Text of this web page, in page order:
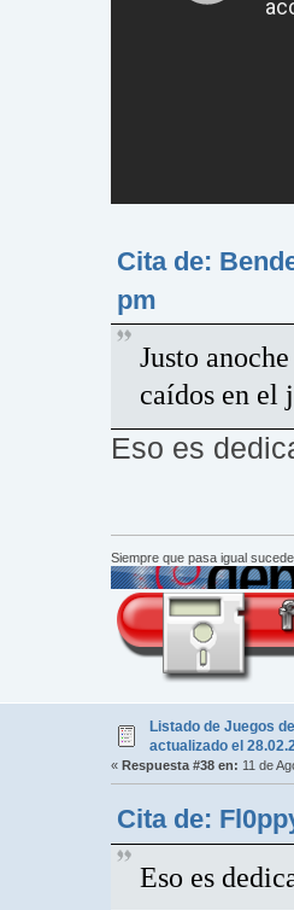
Cita de:
pm
Justo
caídos en el
Eso es
Siempre que pasa igual
Listado de Juegos
actualizado el
« Respuesta #38 en: 11 de
Cita de:
Eso es